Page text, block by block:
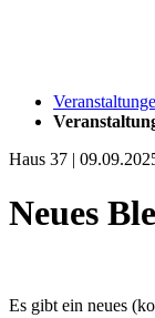
Haus 37 |
Neues
Es gibt ein neues